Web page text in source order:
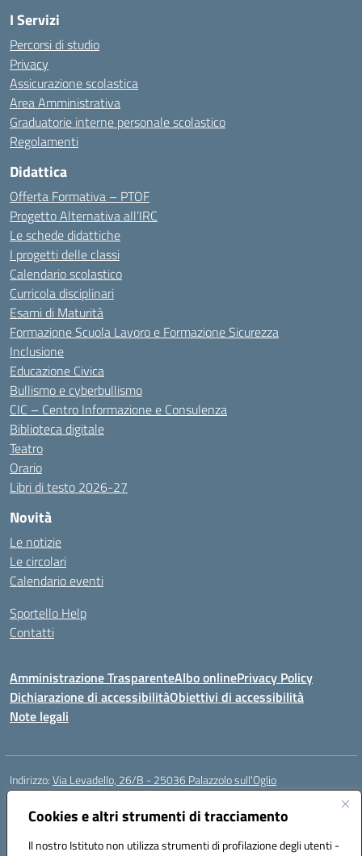
Cookies e altri strumenti di tracciamento
Il nostro Istituto non utilizza strumenti di profilazione degli utenti -
I Servizi
Percorsi di studio
Privacy
Assicurazione scolastica
Area Amministrativa
Graduatorie interne personale scolastico
Regolamenti
Didattica
Offerta Formativa – PTOF
Progetto Alternativa all’IRC
Le schede didattiche
I progetti delle classi
Calendario scolastico
Curricola disciplinari
Esami di Maturità
Formazione Scuola Lavoro e Formazione Sicurezza
Inclusione
Educazione Civica
Bullismo e cyberbullismo
CIC – Centro Informazione e Consulenza
Biblioteca digitale
Teatro
Orario
Libri di testo 2026-27
Novità
Le notizie
Le circolari
Calendario eventi
Sportello Help
Contatti
Amministrazione TrasparenteAlbo onlinePrivacy Policy
Dichiarazione di accessibilitàObiettivi di accessibilità
Note legali
Indirizzo:Via Levadello, 26/B - 25036 Palazzolo sull'Oglio
Centralino:
Posta elettronica certificata (PEC):bsis01800p@pec.istruzione.it
Codice fiscale: 91011920179